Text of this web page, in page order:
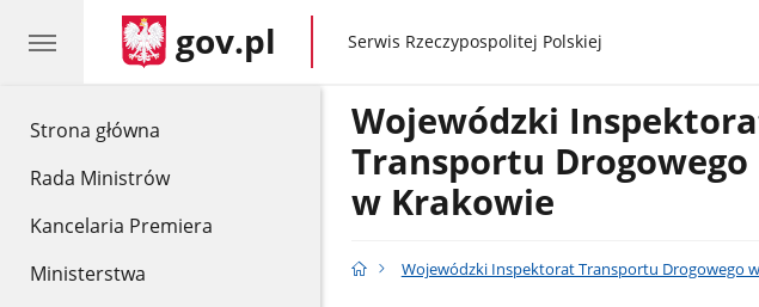
Strona główna
Rada Ministrów
Kancelaria Premiera
Ministerstwa
gov.pl gov.pl
Serwis Rzeczypospolitej Polskiej
Wojewódzki
Transportu Drogowego
w Krakowie
Wojewódzki Inspektorat Transportu Drogowego